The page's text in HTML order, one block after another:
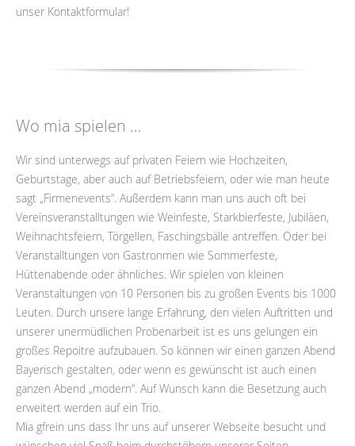
unser Kontaktformular!
Wo mia spielen …
Wir sind unterwegs auf privaten Feiern wie Hochzeiten,
Geburtstage, aber auch auf Betriebsfeiern, oder wie man heute
sagt „Firmenevents“. Außerdem kann man uns auch oft bei
Vereinsveranstalltungen wie Weinfeste, Starkbierfeste, Jubiläen,
Weihnachtsfeiern, Törgellen, Faschingsbälle antreffen. Oder bei
Veranstalltungen von Gastronmen wie Sommerfeste,
Hüttenabende oder ähnliches. Wir spielen von kleinen
Veranstaltungen von 10 Personen bis zu großen Events bis 1000
Leuten. Durch unsere lange Erfahrung, den vielen Auftritten und
unserer unermüdlichen Probenarbeit ist es uns gelungen ein
großes Repoitre aufzubauen. So können wir einen ganzen Abend
Bayerisch gestalten, oder wenn es gewünscht ist auch einen
ganzen Abend „modern“. Auf Wunsch kann die Besetzung auch
erweitert werden auf ein Trio.
Mia gfrein uns dass Ihr uns auf unserer Webseite besucht und